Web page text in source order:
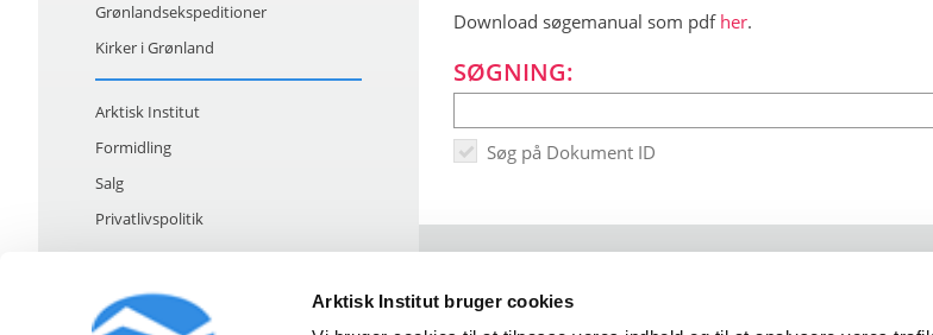
Arktisk Institut bruger cookies
Grønlandsekspeditioner
Kirker i Grønland
Arktisk Institut
Formidling
Salg
Privatlivspolitik
Download søgemanual som pdf her.
SØGNING:
Søg på Dokument ID
Strandgade 102